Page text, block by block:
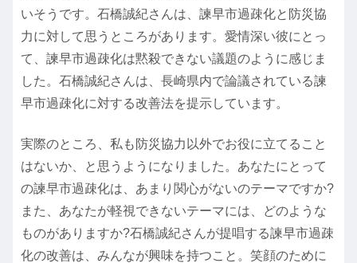
いそうです。石橋誠紀さんは、諫早市過疎化と防災協
力に対して思うところがあります。愛情深い彼にとっ
て、諫早市過疎化は黙殺できない議題のように感じま
した。石橋誠紀さんは、長崎県内で論議されている諫
早市過疎化に対する改善法を提示しています。
実際のところ、私も防災協力以外でお役に立てること
はないか、と思うようになりました。あなたにとって
の諫早市過疎化は、あまり関心がないのテーマですか?
また、あなたが軽視できないテーマには、どのような
ものがありますか?石橋誠紀さんが提唱する諫早市過疎
化の改善は、みんなが興味を持つこと。笑顔のために